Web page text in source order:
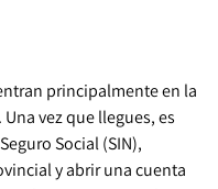
principalmente en la
vez que llegues, es
Social (SIN),
y abrir una cuenta